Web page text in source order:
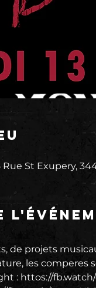
St Exupery,
de projets
les comperes
: httos://fb.watch/